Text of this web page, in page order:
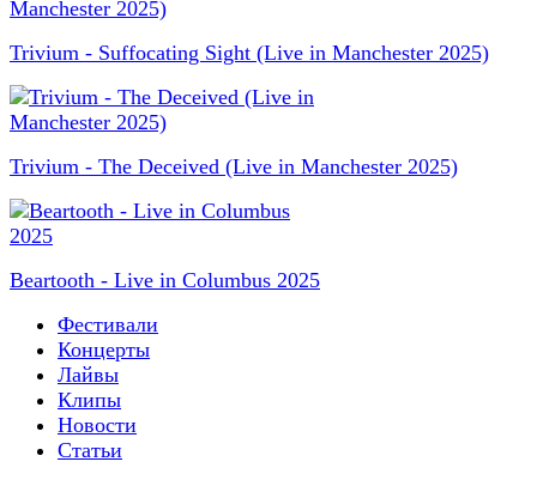
Trivium - Suffocating Sight (Live in Manchester 2025)
Trivium - The Deceived (Live in Manchester 2025)
Beartooth - Live in Columbus 2025
Фестивали
Концерты
Лайвы
Клипы
Новости
Статьи